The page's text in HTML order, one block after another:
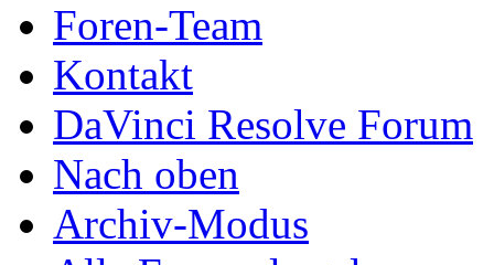
Foren-Team
Kontakt
DaVinci Resolve Forum
Nach oben
Archiv-Modus